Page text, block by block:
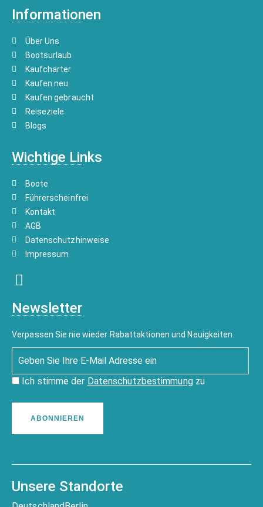
Informationen
Über Uns
Bootsurlaub
Kaufcharter
Kaufen neu
Kaufen gebraucht
Reiseziele
Blogs
Wichtige Links
Boote
Führerscheinfrei
Kontakt
AGB
Datenschutzhinweise
Impressum
Newsletter
Verpassen Sie nie wieder Rabattaktionen und Neuigkeiten.
Ich stimme der Datenschutzbestimmungzu
ABONNIEREN
Unsere Standorte